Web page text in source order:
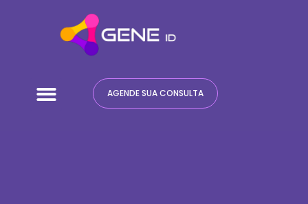
AGENDE SUA CONSULTA